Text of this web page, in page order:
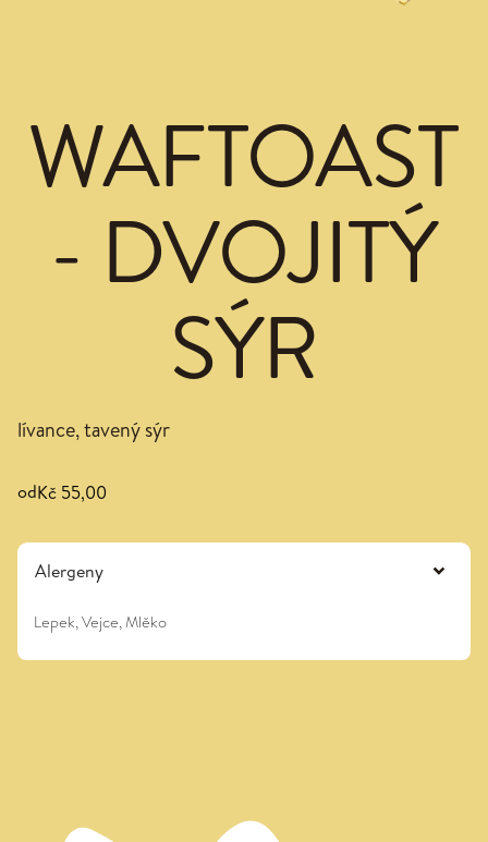
WAFTOAST
- DVOJITÝ
SÝR
lívance, tavený sýr
odKč 55,00
Alergeny
Lepek, Vejce, Mlěko